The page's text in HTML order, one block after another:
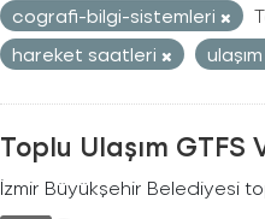
cografi-bilgi-sistemleri
hareket saatleri
ulaşım
Toplu Ulaşım GTFS
İzmir Büyükşehir Belediyesi